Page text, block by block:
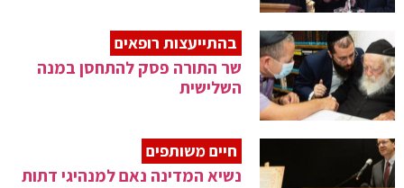
בהתייעצות רופאים
שר התורה פסק להתחסן במנה
השלישית
חיים משותפים
נשיא המדינה נאם למנהיגי דתות